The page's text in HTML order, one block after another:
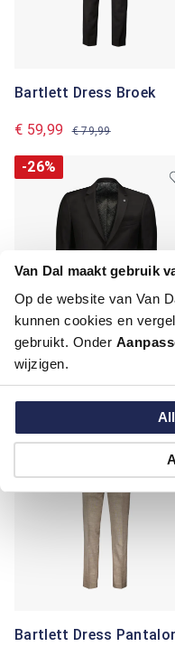
Van Dal maakt gebruik
Op de website van Van
kunnen cookies en
gebruikt. Onder
wijzigen.
Bartlett Dress Broek
€ 59,99 € 79,99
-26%
Bartlett Dress Colbert
€ 139,99 € 189,99
-25%
Bartlett Dress